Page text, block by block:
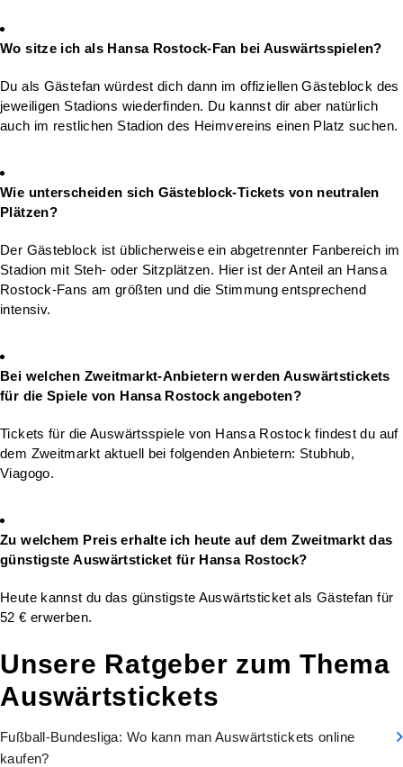
Wo sitze ich als Hansa Rostock-Fan bei Auswärtsspielen?
Du als Gästefan würdest dich dann im offiziellen Gästeblock des
jeweiligen Stadions wiederfinden. Du kannst dir aber natürlich
auch im restlichen Stadion des Heimvereins einen Platz suchen.
Wie unterscheiden sich Gästeblock-Tickets von neutralen
Plätzen?
Der Gästeblock ist üblicherweise ein abgetrennter Fanbereich im
Stadion mit Steh- oder Sitzplätzen. Hier ist der Anteil an Hansa
Rostock-Fans am größten und die Stimmung entsprechend
intensiv.
Bei welchen Zweitmarkt-Anbietern werden Auswärtstickets
für die Spiele von Hansa Rostock angeboten?
Tickets für die Auswärtsspiele von Hansa Rostock findest du auf
dem Zweitmarkt aktuell bei folgenden Anbietern: Stubhub,
Viagogo.
Zu welchem Preis erhalte ich heute auf dem Zweitmarkt das
günstigste Auswärtsticket für Hansa Rostock?
Heute kannst du das günstigste Auswärtsticket als Gästefan für
52 € erwerben.
Unsere Ratgeber zum Thema
Auswärtstickets
Fußball-Bundesliga: Wo kann man Auswärtstickets online
kaufen?